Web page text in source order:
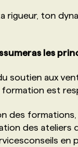
rigueur, ton
les
soutien aux
est
des
des ateliers
en